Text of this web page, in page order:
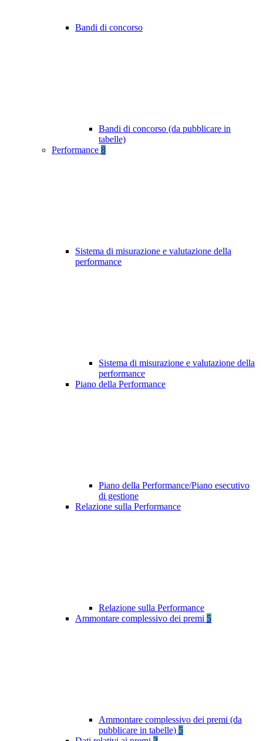
Bandi di concorso
Bandi di concorso (da pubblicare in
tabelle)
Performance 8
Sistema di misurazione e valutazione della
performance
Sistema di misurazione e valutazione della
performance
Piano della Performance
Piano della Performance/Piano esecutivo
di gestione
Relazione sulla Performance
Relazione sulla Performance
Ammontare complessivo dei premi 5
Ammontare complessivo dei premi (da
pubblicare in tabelle) 5